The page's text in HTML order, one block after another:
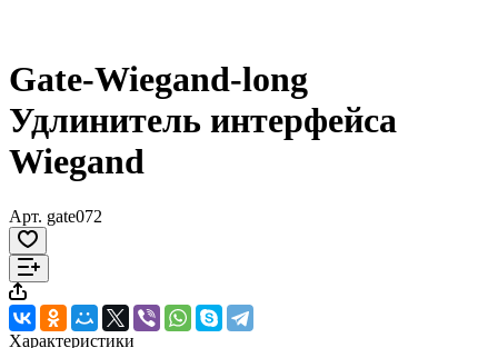
Gate-Wiegand-long
Удлинитель интерфейса
Wiegand
Арт. gate072
Характеристики